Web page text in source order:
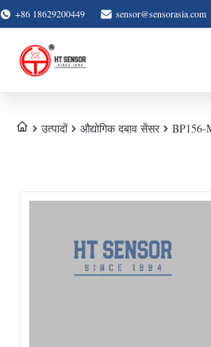
+86 18629200449 sensor@sensorasia.com
उत्पादों औद्योगिक दबाव सेंसर BP156-